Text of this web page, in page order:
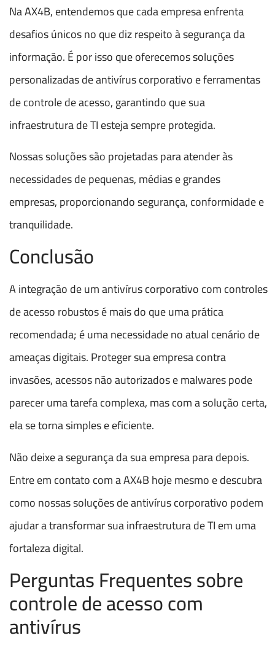
Na AX4B, entendemos que cada empresa enfrenta
desafios únicos no que diz respeito à segurança da
informação. É por isso que oferecemos soluções
personalizadas de antivírus corporativo e ferramentas
de controle de acesso, garantindo que sua
infraestrutura de TI esteja sempre protegida.
Nossas soluções são projetadas para atender às
necessidades de pequenas, médias e grandes
empresas, proporcionando segurança, conformidade e
tranquilidade.
Conclusão
A integração de um antivírus corporativo com controles
de acesso robustos é mais do que uma prática
recomendada; é uma necessidade no atual cenário de
ameaças digitais. Proteger sua empresa contra
invasões, acessos não autorizados e malwares pode
parecer uma tarefa complexa, mas com a solução certa,
ela se torna simples e eficiente.
Não deixe a segurança da sua empresa para depois.
Entre em contato com a AX4B hoje mesmo e descubra
como nossas soluções de antivírus corporativo podem
ajudar a transformar sua infraestrutura de TI em uma
fortaleza digital.
Perguntas Frequentes sobre
controle de acesso com
antivírus